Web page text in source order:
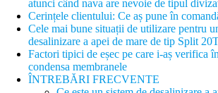
atunci când nava are nevoie de tipul
Cerințele clientului: Ce aș pune în
Cele mai bune situații de utilizare pentru
desalinizare a apei de mare de tip Split
Factori tipici de eșec pe care i-aș verifica
condensa membranele
ÎNTREBĂRI FRECVENTE